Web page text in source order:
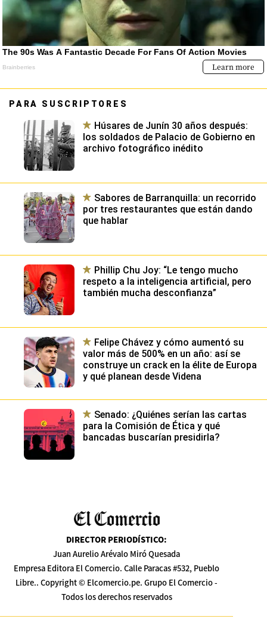
PARA SUSCRIPTORES
Húsares de Junín 30 años después:
los soldados de Palacio de Gobierno en
archivo fotográfico inédito
Sabores de Barranquilla: un recorrido
por tres restaurantes que están dando
que hablar
Phillip Chu Joy: “Le tengo mucho
respeto a la inteligencia artificial, pero
también mucha desconfianza”
Felipe Chávez y cómo aumentó su
valor más de 500% en un año: así se
construye un crack en la élite de Europa
y qué planean desde Videna
Senado: ¿Quiénes serían las cartas
para la Comisión de Ética y qué
bancadas buscarían presidirla?
DIRECTOR PERIODÍSTICO:
Juan Aurelio Arévalo Miró Quesada
Empresa Editora El Comercio. Calle Paracas #532, Pueblo
Libre.. Copyright © Elcomercio.pe. Grupo El Comercio -
Todos los derechos reservados